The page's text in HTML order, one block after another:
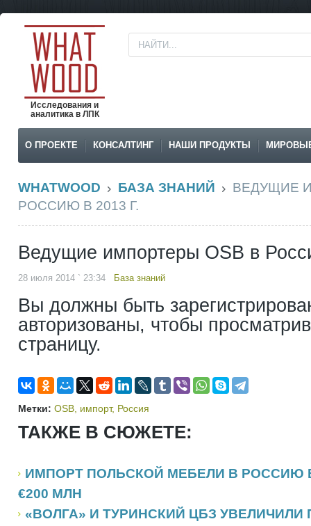
Исследования и
аналитика в ЛПК
О ПРОЕКТЕ КОНСАЛТИНГ НАШИ ПРОДУКТЫ
WHATWOOD БАЗА ЗНАНИЙ
ВЕДУЩИЕ
РОССИЮ В 2013 Г.
Ведущие импортеры OSB в
28 июля 2014 ` 23:34 База знаний
Вы должны быть
авторизованы, чтобы
страницу.
Метки: OSB импорт, Россия
ТАКЖЕ В СЮЖЕТЕ:
ИМПОРТ ПОЛЬСКОЙ МЕБЕЛИ В РОССИЮ
€200 МЛН
«ВОЛГА» И ТУРИНСКИЙ ЦБЗ